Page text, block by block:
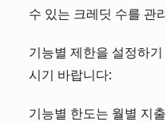
수 있는 크레딧 수를 관
기능별 제한을 설정하
시기 바랍니다:
기능별 한도는 월별 지